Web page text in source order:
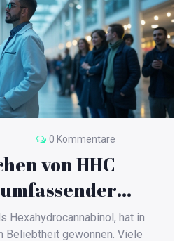
0 Kommentare
von HHC
Hexahydrocannabinol, hat in
Beliebtheit gewonnen. Viele